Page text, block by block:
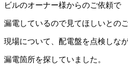
ビルのオーナー様からのご依頼で
漏電しているので見てほしいとのご
現場について、配電盤を点検しな
漏電箇所を探していました。